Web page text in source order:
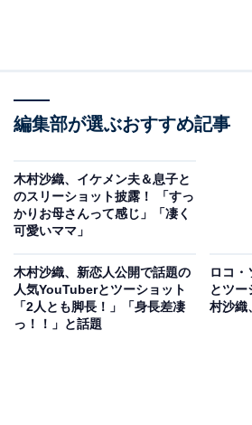
編集部が選ぶおすすめ記事
木村沙織、イケメン夫＆息子と
のスリーショット披露！ 「すっ
かりお母さんって感じ」「凄く
可愛いママ」
木村沙織、新恋人公開で話題の
人気YouTuberとツーショット
「2人とも脚長！」「身長差凄
っ！！」と話題
ロコ・
とツー
村沙織